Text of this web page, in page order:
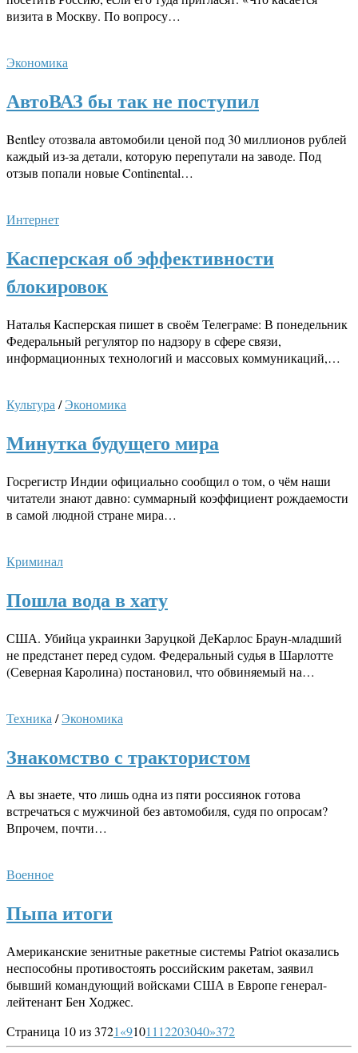
визита в Москву. По вопросу…
Экономика
АвтоВАЗ бы так не поступил
Bentley отозвала автомобили ценой под 30 миллионов рублей
каждый из-за детали, которую перепутали на заводе. Под
отзыв попали новые Continental…
Интернет
Касперская об эффективности
блокировок
Наталья Касперская пишет в своём Телеграме: В понедельник
Федеральный регулятор по надзору в сфере связи,
информационных технологий и массовых коммуникаций,…
Культура /Экономика
Минутка будущего мира
Госрегистр Индии официально сообщил о том, о чём наши
читатели знают давно: суммарный коэффициент рождаемости
в самой людной стране мира…
Криминал
Пошла вода в хату
США. Убийца украинки Заруцкой ДеКарлос Браун-младший
не предстанет перед судом. Федеральный судья в Шарлотте
(Северная Каролина) постановил, что обвиняемый на…
Техника /Экономика
Знакомство с трактористом
А вы знаете, что лишь одна из пяти россиянок готова
встречаться с мужчиной без автомобиля, судя по опросам?
Впрочем, почти…
Военное
Пыпа итоги
Американские зенитные ракетные системы Patriot оказались
неспособны противостоять российским ракетам, заявил
бывший командующий войсками США в Европе генерал-
лейтенант Бен Ходжес.
Страница 10 из 3721«9101112203040»372